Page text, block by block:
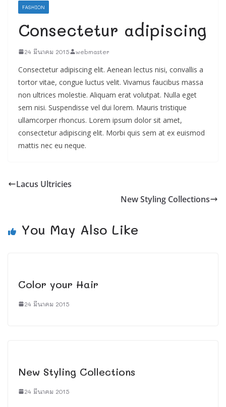
FASHION
Consectetur adipiscing
24 มีนาคม 2015 webmaster
Consectetur adipiscing elit. Aenean lectus nisi, convallis a
tortor vitae, congue luctus velit. Vivamus faucibus massa
non ultrices molestie. Aliquam erat volutpat. Nulla eget
sem nisi. Suspendisse vel dui lorem. Mauris tristique
ullamcorper rhoncus. Lorem ipsum dolor sit amet,
consectetur adipiscing elit. Morbi quis sem at ex euismod
mattis nec eu neque.
Lacus Ultricies
New Styling Collections
You May Also Like
Color your Hair
24 มีนาคม 2015
New Styling Collections
24 มีนาคม 2015